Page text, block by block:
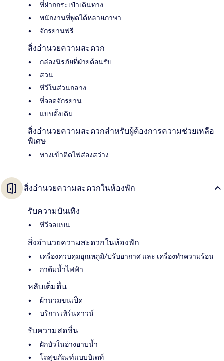
ที่ฝากกระเป๋าเดินทาง
พนักงานที่พูดได้หลายภาษา
จักรยานฟรี
สิ่งอำนวยความสะดวก
กล่องนิรภัยที่ฝ่ายต้อนรับ
สวน
ทีวีในส่วนกลาง
ที่จอดจักรยาน
แบบดั้งเดิม
สิ่งอำนวยความสะดวกสำหรับผู้ต้องการความช่วยเหลือ
พิเศษ
ทางเข้าติดไฟส่องสว่าง
สิ่งอำนวยความสะดวกในห้องพัก
รับความบันเทิง
ทีวีจอแบน
สิ่งอำนวยความสะดวกในห้องพัก
เครื่องควบคุมอุณหภูมิ/ปรับอากาศ และ เครื่องทำความร้อน
กาต้มน้ำไฟฟ้า
หลับเต็มตื่น
ผ้านวมขนเป็ด
บริการเทิร์นดาวน์
รับความสดชื่น
ฝักบัวในอ่างอาบน้ำ
โถสุขภัณฑ์แบบบิเดท์